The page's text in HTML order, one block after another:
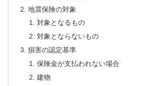
地震保険の対象
対象となるもの
対象とならないもの
損害の認定基準
保険金が支払われない場合
建物